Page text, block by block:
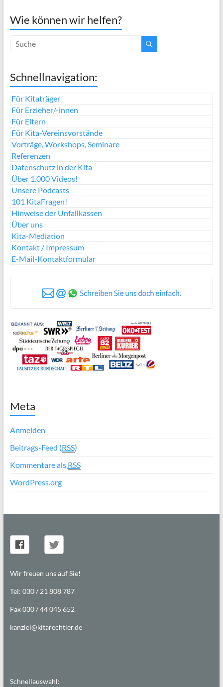
Wie können wir helfen?
Schnellnavigation:
Für Kitaträger
Für Erzieher/-innen
Für Eltern
Für Kita-Vereinsvorstände
Vorträge, Workshops, Seminare
Referenzen
Datenschutz in der Kita
Über 1.000 Videos!
Unsere Podcasts
101 KitaFragen!
Hinweise der Unfallkassen
Über uns
Kita-Mediation
Kontakt / Impressum
E-Mail-Kontaktformular
Meta
Anmelden
Beitrags-Feed (RSS)
Kommentare als RSS
WordPress.org
Wir freuen uns auf Sie!
Tel: 030 / 21 808 787
Fax 030 / 44 045 652
kanzlei@kitarechtler.de
Schnellauswahl: